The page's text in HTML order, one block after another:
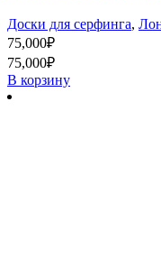
Доски для серфинга,
75,000₽
75,000₽
В корзину